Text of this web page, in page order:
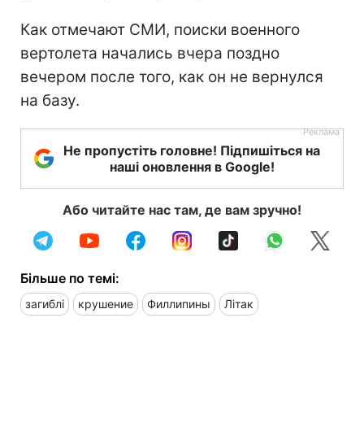
Как отмечают СМИ, поиски военного
вертолета начались вчера поздно
вечером после того, как он не вернулся
на базу.
Не пропустіть головне! Підпишіться на
наші оновлення в Google!
Або читайте нас там, де вам зручно!
Більше по темі:
загиблі крушение Филлипины Літак